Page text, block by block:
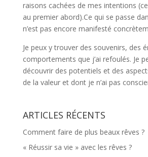
raisons cachées de mes intentions
au premier abord).Ce qui se passe
n’est pas encore manifesté
Je peux y trouver des souvenirs, des
comportements que j’ai refoulés. Je
découvrir des potentiels et des
de la valeur et dont je n’ai pas
ARTICLES RÉCENTS
Comment faire de plus beaux rêves ?
« Réussir sa vie » avec les rêves ?